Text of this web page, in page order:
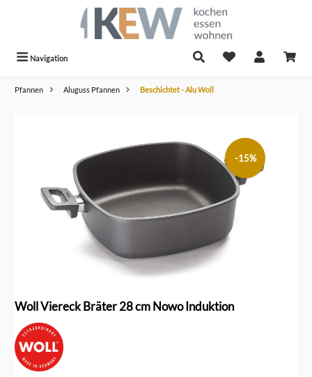
Navigation
Pfannen Aluguss Pfannen Beschichtet - Alu Woll
-15%
Woll Viereck Bräter 28 cm Nowo Induktion